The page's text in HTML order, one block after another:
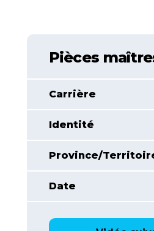
Pièces
Carrière
Identité
Province/
Date